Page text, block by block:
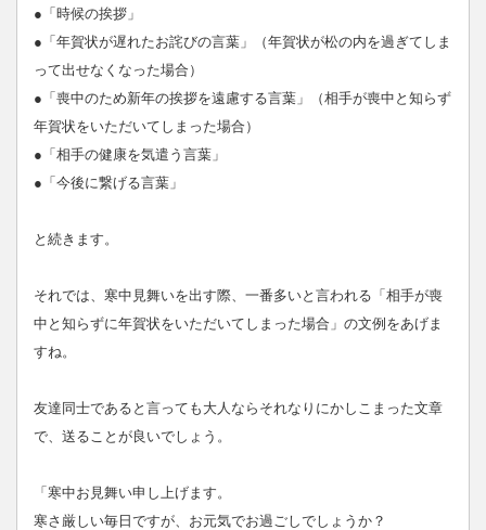
●「時候の挨拶」
●「年賀状が遅れたお詫びの言葉」（年賀状が松の内を過ぎてしま
って出せなくなった場合）
●「喪中のため新年の挨拶を遠慮する言葉」（相手が喪中と知らず
年賀状をいただいてしまった場合）
●「相手の健康を気遣う言葉」
●「今後に繋げる言葉」
と続きます。
それでは、寒中見舞いを出す際、一番多いと言われる「相手が喪
中と知らずに年賀状をいただいてしまった場合」の文例をあげま
すね。
友達同士であると言っても大人ならそれなりにかしこまった文章
で、送ることが良いでしょう。
「寒中お見舞い申し上げます。
寒さ厳しい毎日ですが、お元気でお過ごしでしょうか？